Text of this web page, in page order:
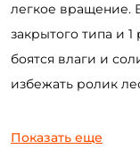
легкое вращение.
закрытого типа и
боятся влаги и
избежать ролик
Показать еще